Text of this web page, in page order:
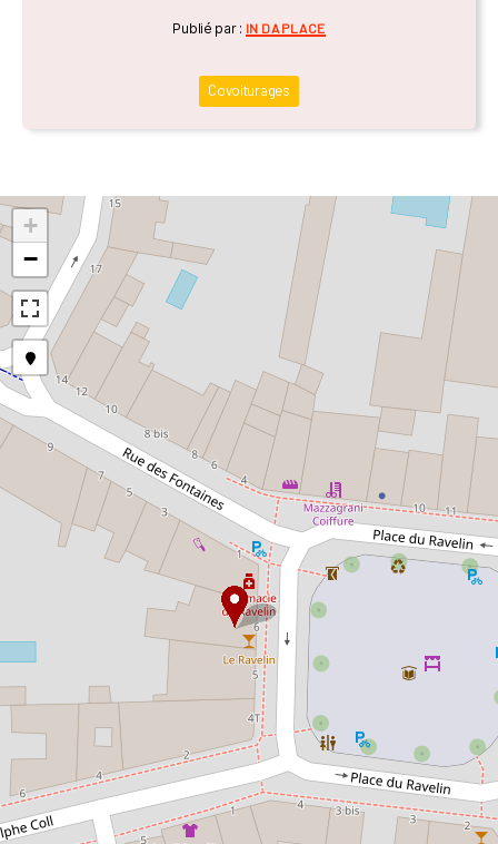
Catégories
Publié par : IN DA PLACE
Covoiturages
+
−